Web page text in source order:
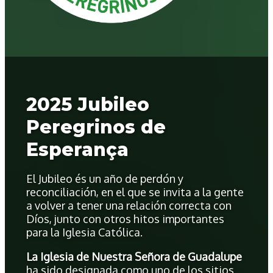
2025 Jubileo
Peregrinos de
Esperança
El Jubileo és un año de perdón y
reconciliación, en el que se invita a la gente
a volver a tener una relación correcta con
Díos, junto con otros hitos importantes
para la Iglesia Católica.
La Iglesia de Nuestra Señora de Guadalupe
ha sido designada como uno de los sitios